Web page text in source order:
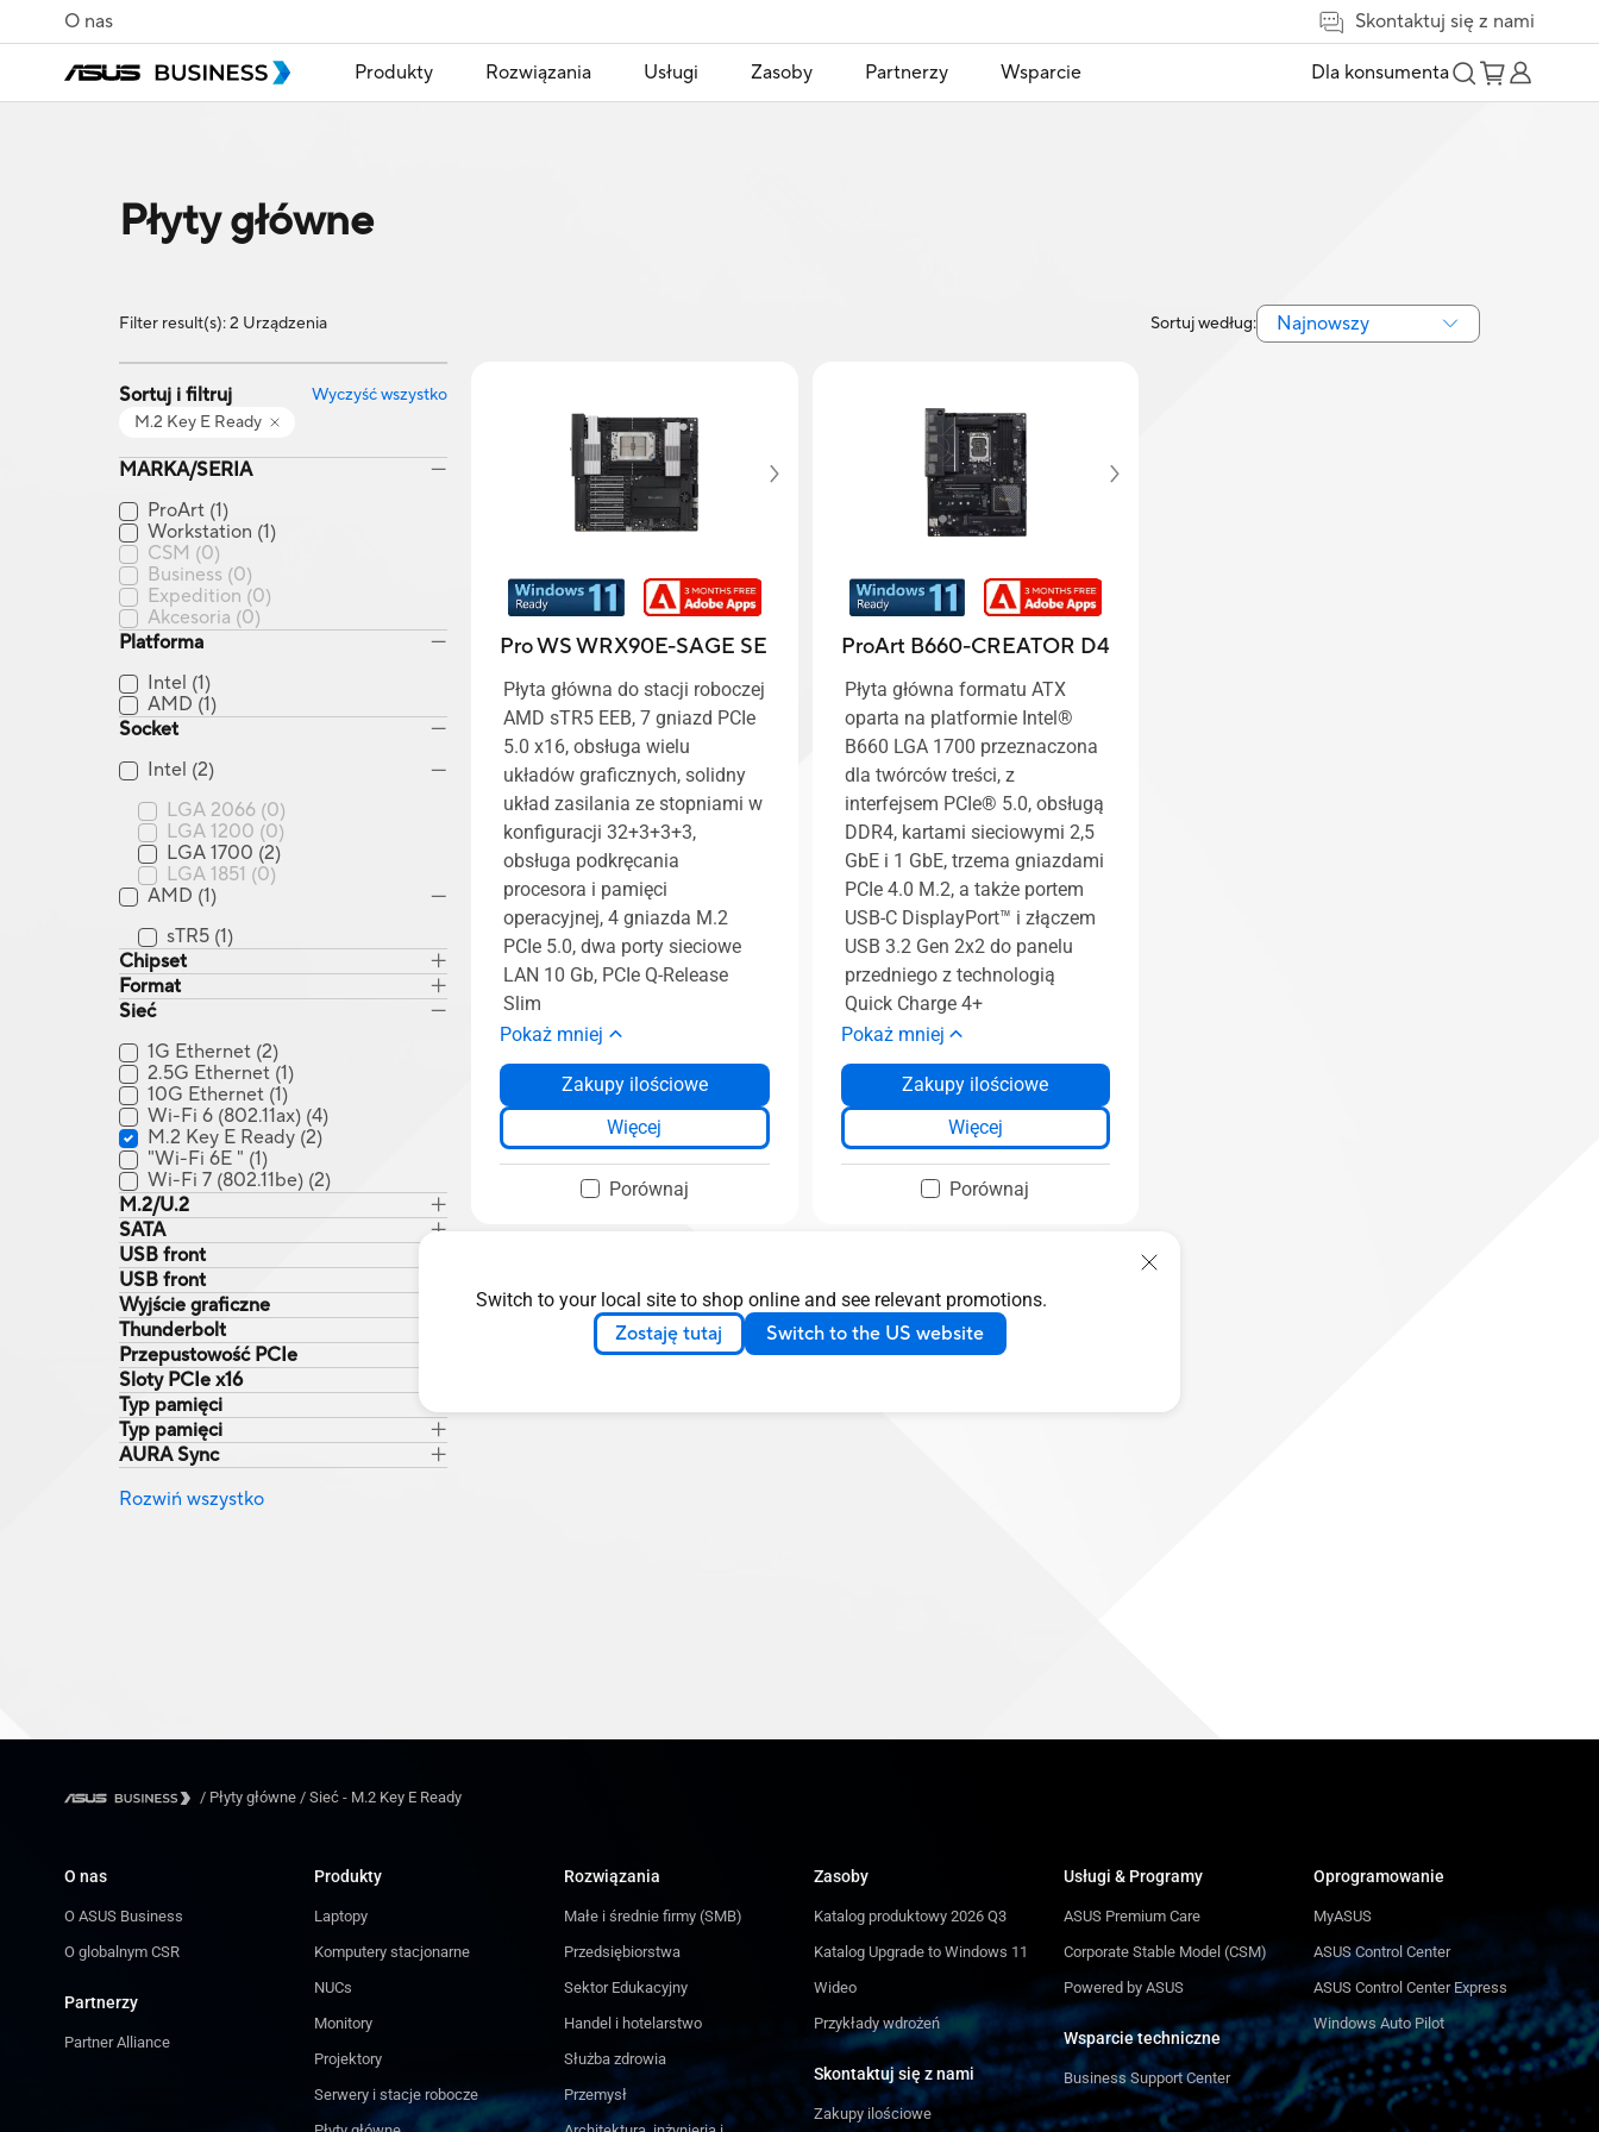
Switch to your local site to shop online and see relevant promotions.
Zostaję tutaj Switch to the US website
O nas Skontaktuj się z nami
Produkty Rozwiązania Usługi Zasoby Partnerzy Wsparcie Dla konsumenta
Płyty główne
Filter result(s): 2 Urządzenia Sortuj według: Najnowszy
Sortuj i filtruj
Wyczyść wszystko
M.2 Key E Ready
MARKA/SERIA
ProArt (1)
Workstation (1)
CSM (0)
Business (0)
Expedition (0)
Akcesoria (0)
Platforma
Intel (1)
AMD (1)
Socket
Intel (2)
LGA 2066 (0)
LGA 1200 (0)
LGA 1700 (2)
LGA 1851 (0)
AMD (1)
sTR5 (1)
Chipset
Intel C422(0)
Intel C622(0)
Intel W480 (0)
intel B660 (1)
Intel Z790(0)
Intel Z890(0)
AMD X570(0)
Format
Sieć
1G Ethernet (2)
2.5G Ethernet (1)
10G Ethernet (1)
Wi-Fi 6 (802.11ax) (4)
M.2 Key E Ready (2)
"Wi-Fi 6E " (1)
Wi-Fi 7 (802.11be) (2)
M.2/U.2
SATA
USB front
USB front
Wyjście graficzne
Thunderbolt
Przepustowość PCIe
Sloty PCIe x16
Typ pamięci
Typ pamięci
AURA Sync
Rozwiń wszystko
Pro WS WRX90E-SAGE SE
Płyta główna do stacji roboczej
AMD sTR5 EEB, 7 gniazd PCIe
5.0 x16, obsługa wielu
układów graficznych, solidny
układ zasilania ze stopniami w
konfiguracji 32+3+3+3,
obsługa podkręcania
procesora i pamięci
operacyjnej, 4 gniazda M.2
PCIe 5.0, dwa porty sieciowe
LAN 10 Gb, PCIe Q-Release
Slim
Pokaż mniej
Zakupy ilościowe
Więcej
Porównaj
ProArt B660-CREATOR D4
Płyta główna formatu ATX
oparta na platformie Intel®
B660 LGA 1700 przeznaczona
dla twórców treści, z
interfejsem PCIe® 5.0, obsługą
DDR4, kartami sieciowymi 2,5
GbE i 1 GbE, trzema gniazdami
PCIe 4.0 M.2, a także portem
USB-C DisplayPort™ i złączem
USB 3.2 Gen 2x2 do panelu
przedniego z technologią
Quick Charge 4+
Pokaż mniej
Zakupy ilościowe
Więcej
Porównaj
/ Płyty główne / Sieć - M.2 Key E Ready
O nas
O ASUS Business
O globalnym CSR
Partnerzy
Partner Alliance
Produkty
Laptopy
Komputery stacjonarne
NUCs
Monitory
Projektory
Serwery i stacje robocze
Rozwiązania
Małe i średnie firmy (SMB)
Przedsiębiorstwa
Sektor Edukacyjny
Handel i hotelarstwo
Służba zdrowia
Przemysł
Zasoby
Katalog produktowy 2026 Q3
Katalog Upgrade to Windows 11
Wideo
Przykłady wdrożeń
Skontaktuj się z nami
Zakupy ilościowe
Usługi & Programy
ASUS Premium Care
Corporate Stable Model (CSM)
Powered by ASUS
Wsparcie techniczne
Business Support Center
Oprogramowanie
MyASUS
ASUS Control Center
ASUS Control Center Express
Windows Auto Pilot